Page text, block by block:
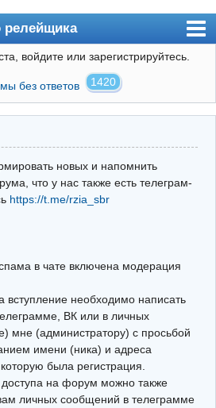
войдите или зарегистрируйтесь.
без ответов 1420
новых и напомнить
что у нас также есть телеграм-
https://t.me/rzia_sbr
в чате включена модерация
вступление необходимо написать
ВК или в личных
мне (администратору) с просьбой
имени (ника) и адреса
была регистрация.
на форум можно также
личных сообщений в телеграмме